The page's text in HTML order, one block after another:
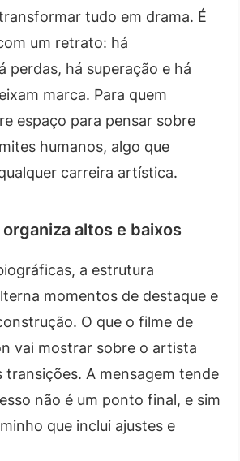
tudo em drama. É
um retrato: há
perdas, há superação e há
marca. Para quem
espaço para pensar sobre
humanos, algo que
carreira artística.
altos e baixos
a estrutura
momentos de destaque e
O que o filme de
vai mostrar sobre o artista
transições. A mensagem tende
não é um ponto final, e sim
que inclui ajustes e